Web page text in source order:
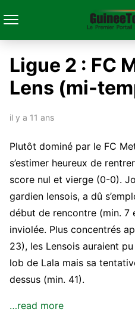
Ligue 2 : FC
Lens (mi-
il y a 11 ans
Plutôt dominé par le FC
s’estimer heureux de
score nul et vierge (0-0).
gardien lensois, a dû
début de rencontre (min. 7
inviolée. Plus concentrés
23), les Lensois auraient
lob de Lala mais sa
dessus (min. 41).
…read more